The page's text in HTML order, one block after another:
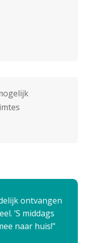
ontvangen
‘S middags
naar huis!